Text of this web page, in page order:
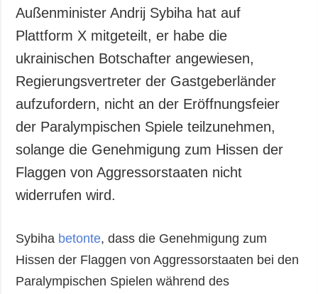
ZUSÄTZLICH
Veröffentlichungen
Interview
Fotos
Video
LEISTUNGEN
Abonnement
Fotobank
Außenminister Andrij Sybiha hat auf
Plattform X mitgeteilt, er habe die
ukrainischen Botschafter angewiesen,
Regierungsvertreter der Gastgeberländer
aufzufordern, nicht an der Eröffnungsfeier
der Paralympischen Spiele teilzunehmen,
solange die Genehmigung zum Hissen der
Flaggen von Aggressorstaaten nicht
widerrufen wird.
Sybiha betonte, dass die Genehmigung zum
Hissen der Flaggen von Aggressorstaaten bei den
Paralympischen Spielen während des